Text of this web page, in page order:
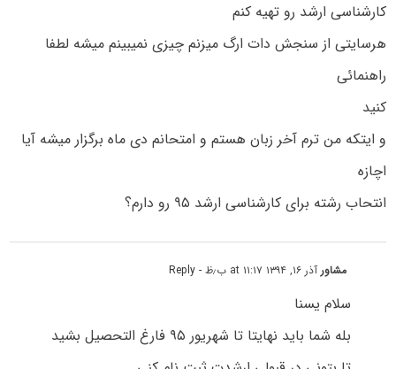
کارشناسی ارشد رو تهیه کنم
هرسایتی از سنجش دات ارگ میزنم چیزی نمیبینم میشه لطفا
راهنمائی
کنید
و ایتکه من ترم آخر زبان هستم و امتحانم دی ماه برگزار میشه آیا
اچازه
انتحاب رشته برای کارشناسی ارشد ۹۵ رو دارم؟
مشاورآذر ۱۶, ۱۳۹۴ at ۱۱:۱۷ ب٫ظ - Reply
سلام یسنا
بله شما باید نهایتا تا شهریور ۹۵ فارغ التحصیل بشید